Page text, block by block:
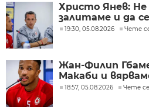
Христо Янев:
залитаме и да
19:30, 05.08.2026 Чете
Жан-Филип
Макаби и
18:57, 05.08.2026 Чете се